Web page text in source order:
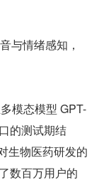
与情绪感知，
模态模型 GPT-
的测试期结
生物医药研发的
数百万用户的